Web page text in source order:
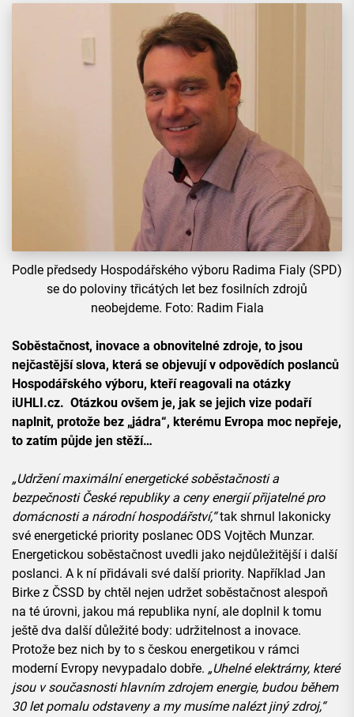
Podle předsedy Hospodářského výboru Radima Fialy (SPD)
se do poloviny třicátých let bez fosilních zdrojů
neobejdeme. Foto: Radim Fiala
Soběstačnost, inovace a obnovitelné zdroje, to jsou
nejčastější slova, která se objevují v odpovědích poslanců
Hospodářského výboru, kteří reagovali na otázky
iUHLI.cz. Otázkou ovšem je, jak se jejich vize podaří
naplnit, protože bez „jádra“, kterému Evropa moc nepřeje,
to zatím půjde jen stěží…
„Udržení maximální energetické soběstačnosti a
bezpečnosti České republiky a ceny energií přijatelné pro
domácnosti a národní hospodářství,“tak shrnul lakonicky
své energetické priority poslanec ODS Vojtěch Munzar.
Energetickou soběstačnost uvedli jako nejdůležitější i další
poslanci. A k ní přidávali své další priority. Například Jan
Birke z ČSSD by chtěl nejen udržet soběstačnost alespoň
na té úrovni, jakou má republika nyní, ale doplnil k tomu
ještě dva další důležité body: udržitelnost a inovace.
Protože bez nich by to s českou energetikou v rámci
moderní Evropy nevypadalo dobře. „Uhelné elektrárny, které
jsou v současnosti hlavním zdrojem energie, budou během
30 let pomalu odstaveny a my musíme nalézt jiný zdroj,“